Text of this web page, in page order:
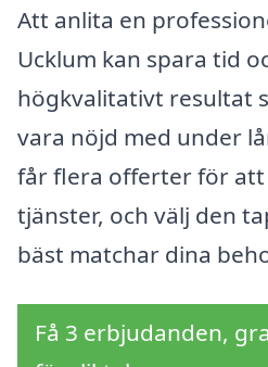
Att anlita en
Ucklum kan spara tid
högkvalitativt resultat
vara nöjd med under
får flera offerter för
tjänster, och välj den
bäst matchar dina
Få 3 erbjudanden,